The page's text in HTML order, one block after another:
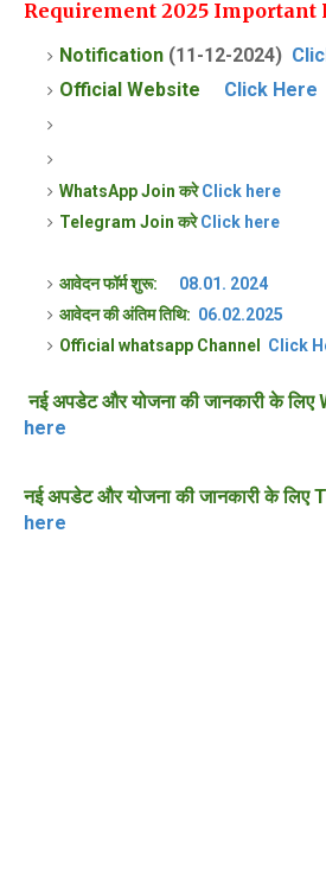
Requirement 2025 Important
Notification (11-12-2024)
Official Website
Click Here
WhatsApp Join करेClick here
Telegram Join करेClick here
आवेदन फॉर्म शुरू:
08.01. 2024
आवेदन की अंतिम तिथि: 06.02.2025
Official whatsapp Channel
Click
नई अपडेट और योजना की जानकारी के
here
नई अपडेट और योजना की जानकारी के
here